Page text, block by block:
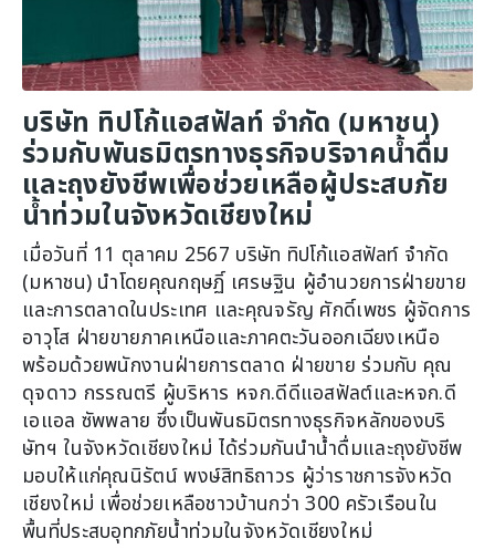
บริษัท ทิปโก้แอสฟัลท์ จำกัด (มหาชน)
ร่วมกับพันธมิตรทางธุรกิจบริจาคน้ำดื่ม
และถุงยังชีพเพื่อช่วยเหลือผู้ประสบภัย
น้ำท่วมในจังหวัดเชียงใหม่
เมื่อวันที่ 11 ตุลาคม 2567 บริษัท ทิปโก้แอสฟัลท์ จำกัด
(มหาชน) นำโดยคุณกฤษฏิ์ เศรษฐิน ผู้อำนวยการฝ่ายขาย
และการตลาดในประเทศ และคุณจรัญ ศักดิ์เพชร ผู้จัดการ
อาวุโส ฝ่ายขายภาคเหนือและภาคตะวันออกเฉียงเหนือ
พร้อมด้วยพนักงานฝ่ายการตลาด ฝ่ายขาย ร่วมกับ คุณ
ดุจดาว กรรณตรี ผู้บริหาร หจก.ดีดีแอสฟัลต์และหจก.ดี
เอแอล ซัพพลาย ซึ่งเป็นพันธมิตรทางธุรกิจหลักของบริ
ษัทฯ ในจังหวัดเชียงใหม่ ได้ร่วมกันนำน้ำดื่มและถุงยังชีพ
มอบให้แก่คุณนิรัตน์ พงษ์สิทธิถาวร ผู้ว่าราชการจังหวัด
เชียงใหม่ เพื่อช่วยเหลือชาวบ้านกว่า 300 ครัวเรือนใน
พื้นที่ประสบอุทกภัยน้ำท่วมในจังหวัดเชียงใหม่